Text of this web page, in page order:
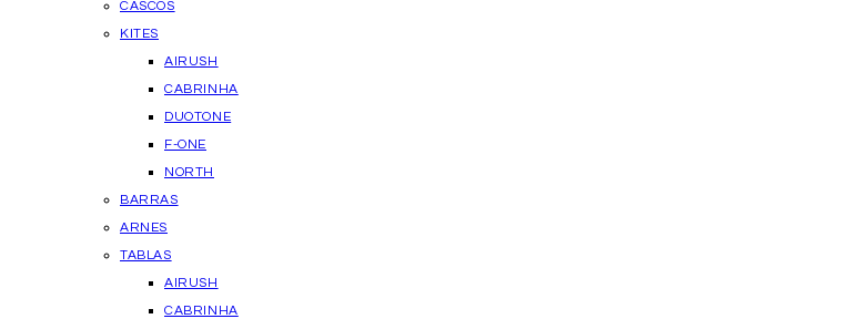
CASCOS
KITES
AIRUSH
CABRINHA
DUOTONE
F-ONE
NORTH
BARRAS
ARNES
TABLAS
AIRUSH
CABRINHA